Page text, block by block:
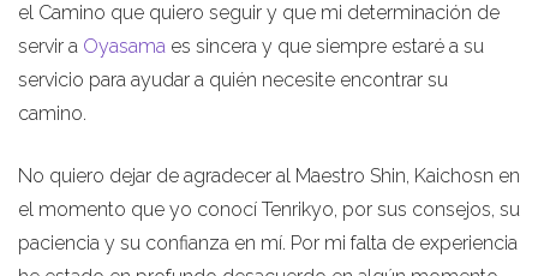
el Camino que quiero seguir y que mi determinación de
servir a Oyasama es sincera y que siempre estaré a su
servicio para ayudar a quién necesite encontrar su
camino.
No quiero dejar de agradecer al Maestro Shin, Kaichosn en
el momento que yo conocí Tenrikyo, por sus consejos, su
paciencia y su confianza en mí. Por mi falta de experiencia